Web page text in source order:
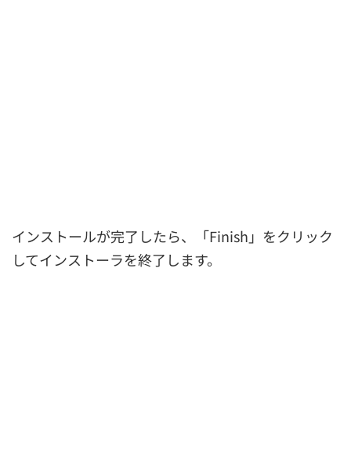
インストールが完了したら、「Finish」をクリック
してインストーラを終了します。